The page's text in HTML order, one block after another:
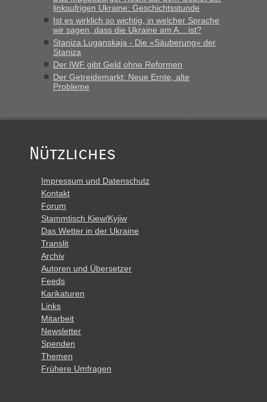
Montag rüber, versuchen es sehr früh.“
linksufrigen Ukraine: Geschichtsstunde
Ist es wirklich so wichtig, in welcher Sprache
wir sagen, dass die Ukraine am A... ist?
Staniza Luganskaja - Die «Säuberung» der
Staniza
Der IWF gibt Geld ohne Reformen
Der Getreidemarkt: Neue Ernte, alte
Probleme
Nützliches
Impressum und Datenschutz
Kontakt
Forum
Stammtisch Kiew/Kyjiw
Das Wetter in der Ukraine
Translit
Archiv
Autoren und Übersetzer
Feeds
Karikaturen
Links
Mitarbeit
Newsletter
Spenden
Themen
Frühere Umfragen